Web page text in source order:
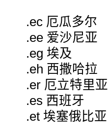
.ec 厄瓜多尔
.ee 爱沙尼亚
.eg 埃及
.eh 西撒哈拉
.er 厄立特里亚
.es 西班牙
.et 埃塞俄比亚